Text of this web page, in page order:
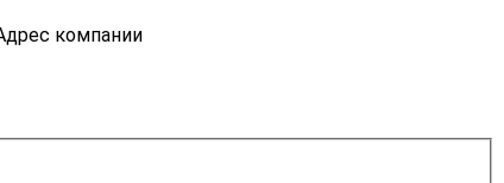
компании